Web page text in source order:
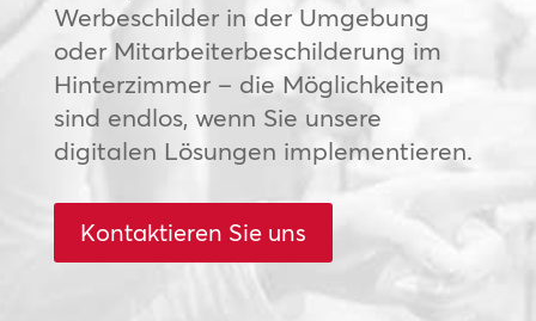
Werbeschilder in der Umgebung
oder Mitarbeiterbeschilderung im
Hinterzimmer – die Möglichkeiten
sind endlos, wenn Sie unsere
digitalen Lösungen implementieren.
Kontaktieren Sie uns